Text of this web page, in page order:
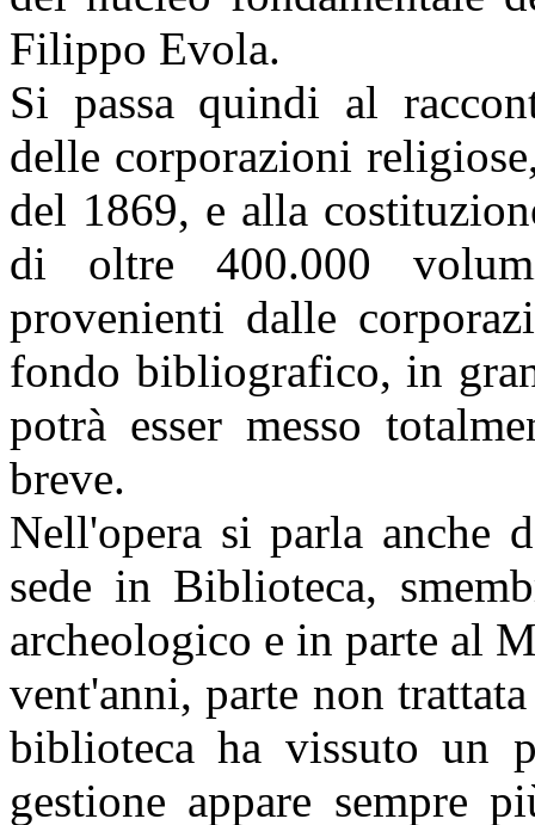
Filippo Evola.
Si passa quindi al
delle corporazioni
del 1869, e alla
di oltre 400.000
provenienti dalle
fondo bibliografico, in
potrà esser messo
breve.
Nell'opera si parla anche
sede in Biblioteca,
archeologico e in parte al
vent'anni, parte non
biblioteca ha vissuto un
gestione appare sempre